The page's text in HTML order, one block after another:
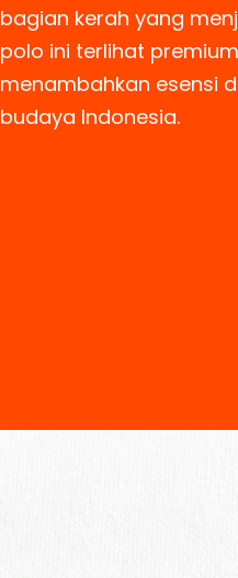
bagian kerah yang
polo ini terlihat
menambahkan esensi
budaya Indonesia.